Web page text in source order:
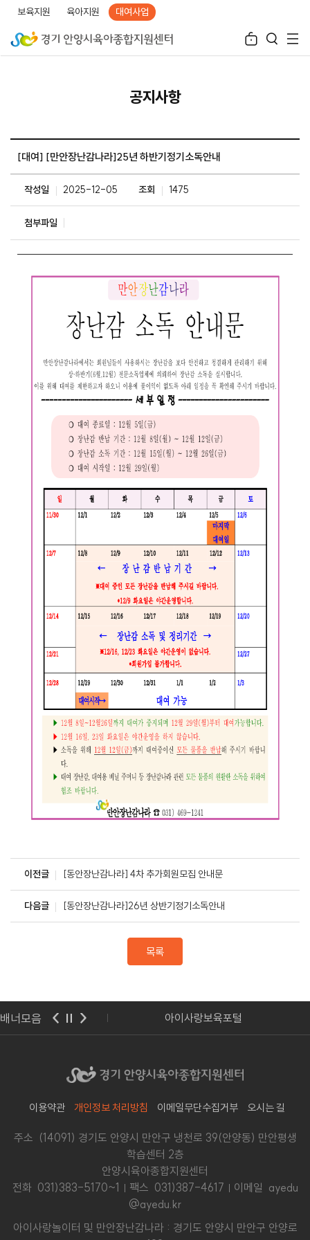
보육지원 육아지원 대여사업
공지사항
[대여] [만안장난감나라]25년 하반기정기소독안내
작성일 2025-12-05 조회 1475
첨부파일
이전글 [동안장난감나라] 4차 추가회원모집 안내문
다음글 [동안장난감나라]26년 상반기정기소독안내
목록
배너모음
교육청 아이사랑보육포털
이용약관 개인정보 처리방침 이메일무단수집거부 오시는 길
주소 (14091) 경기도 안양시 만안구 냉천로 39(안양동) 만안평생
학습센터 2층
안양시육아종합지원센터
전화 031)383-5170~1 팩스 031)387-4617
이메일 ayedu
@ayedu.kr
아이사랑놀이터 및 만안장난감나라 : 경기도 안양시 만안구 안양로